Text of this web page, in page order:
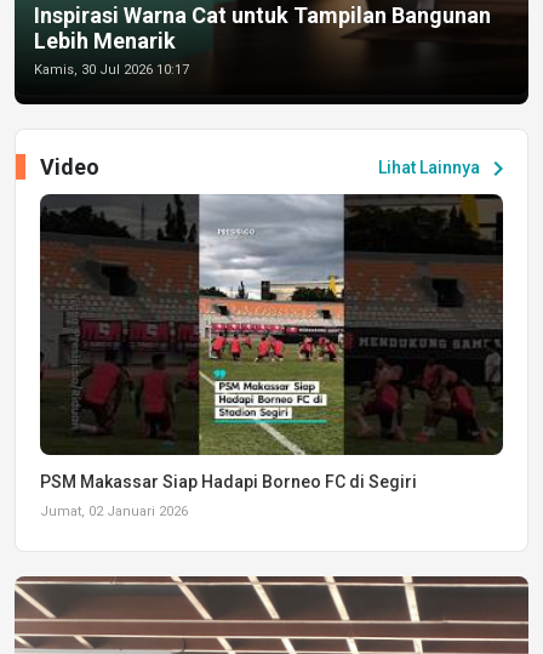
Inspirasi Warna Cat untuk Tampilan Bangunan
Lebih Menarik
Kamis, 30 Jul 2026 10:17
Lihat Lainnya chevron_right
Video
PSM Makassar Siap Hadapi Borneo FC di Segiri
Jumat, 02 Januari 2026